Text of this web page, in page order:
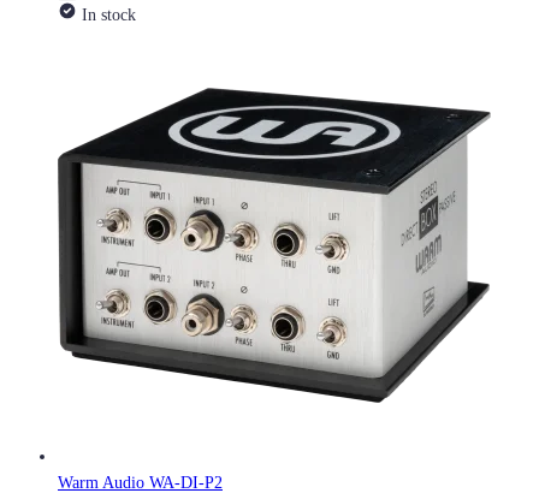
In stock
Warm Audio WA-DI-P2